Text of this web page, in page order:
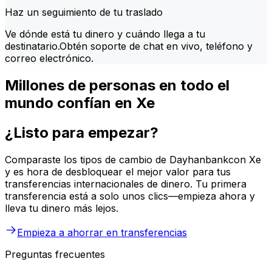
Haz un seguimiento de tu traslado
Ve dónde está tu dinero y cuándo llega a tu
destinatario.Obtén soporte de chat en vivo, teléfono y
correo electrónico.
Millones de personas en todo el
mundo confían en Xe
¿Listo para empezar?
Comparaste los tipos de cambio de Dayhanbankcon Xe
y es hora de desbloquear el mejor valor para tus
transferencias internacionales de dinero. Tu primera
transferencia está a solo unos clics—empieza ahora y
lleva tu dinero más lejos.
Empieza a ahorrar en transferencias
Preguntas frecuentes